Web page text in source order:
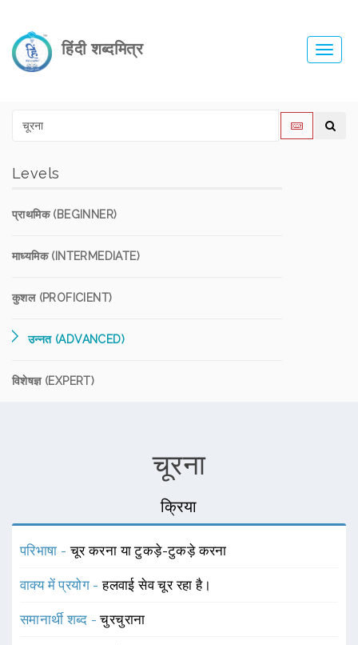
हिंदी शब्दमित्र
Levels
प्राथमिक (BEGINNER)
माध्यमिक (INTERMEDIATE)
कुशल (PROFICIENT)
उन्नत (ADVANCED)
विशेषज्ञ (EXPERT)
चूरना
क्रिया
परिभाषा -चूर करना या टुकड़े-टुकड़े करना
वाक्य में प्रयोग -हलवाई सेव चूर रहा है।
समानार्थी शब्द -चुरचुराना